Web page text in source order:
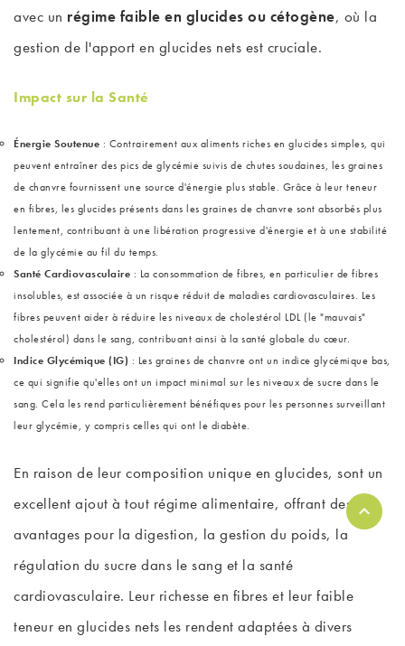
avec un régime faible en glucides ou cétogène, où la
gestion de l'apport en glucides nets est cruciale.
Impact sur la Santé
Énergie Soutenue : Contrairement aux aliments riches en glucides simples, qui
peuvent entraîner des pics de glycémie suivis de chutes soudaines, les graines
de chanvre fournissent une source d'énergie plus stable. Grâce à leur teneur
en fibres, les glucides présents dans les graines de chanvre sont absorbés plus
lentement, contribuant à une libération progressive d'énergie et à une stabilité
de la glycémie au fil du temps.
Santé Cardiovasculaire : La consommation de fibres, en particulier de fibres
insolubles, est associée à un risque réduit de maladies cardiovasculaires. Les
fibres peuvent aider à réduire les niveaux de cholestérol LDL (le "mauvais"
cholestérol) dans le sang, contribuant ainsi à la santé globale du cœur.
Indice Glycémique (IG) : Les graines de chanvre ont un indice glycémique bas,
ce qui signifie qu'elles ont un impact minimal sur les niveaux de sucre dans le
sang. Cela les rend particulièrement bénéfiques pour les personnes surveillant
leur glycémie, y compris celles qui ont le diabète.
En raison de leur composition unique en glucides, sont un
excellent ajout à tout régime alimentaire, offrant des
avantages pour la digestion, la gestion du poids, la
régulation du sucre dans le sang et la santé
cardiovasculaire. Leur richesse en fibres et leur faible
teneur en glucides nets les rendent adaptées à divers